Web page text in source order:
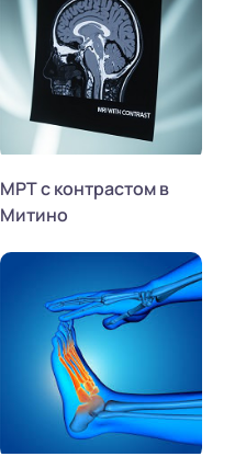
МРТ с контрастом в
Митино